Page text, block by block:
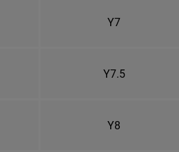
Y7
Y7.5
Y8